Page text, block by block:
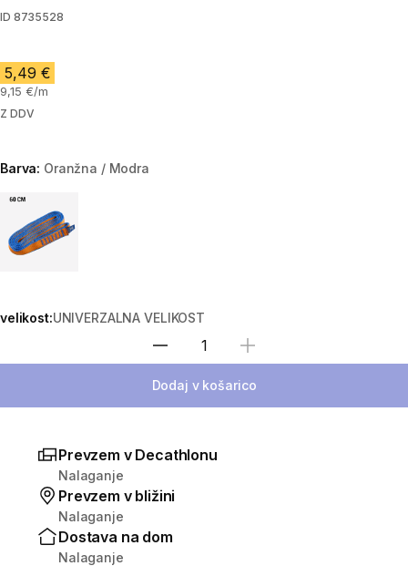
ID 8735528
5,49 €
9,15 €/m
Z DDV
Barva: Oranžna / Modra
Choose a variant
velikost:UNIVERZALNA VELIKOST
Izberite količino
Dodaj v košarico
Prevzem v Decathlonu
Nalaganje
Prevzem v bližini
Nalaganje
Dostava na dom
Nalaganje